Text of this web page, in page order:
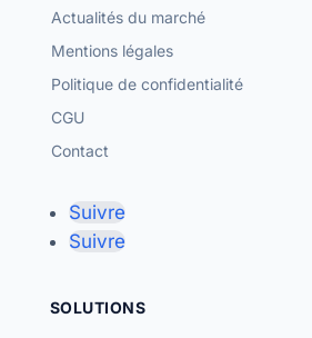
Actualités du marché
Mentions légales
Politique de confidentialité
CGU
Contact
Suivre
Suivre
SOLUTIONS